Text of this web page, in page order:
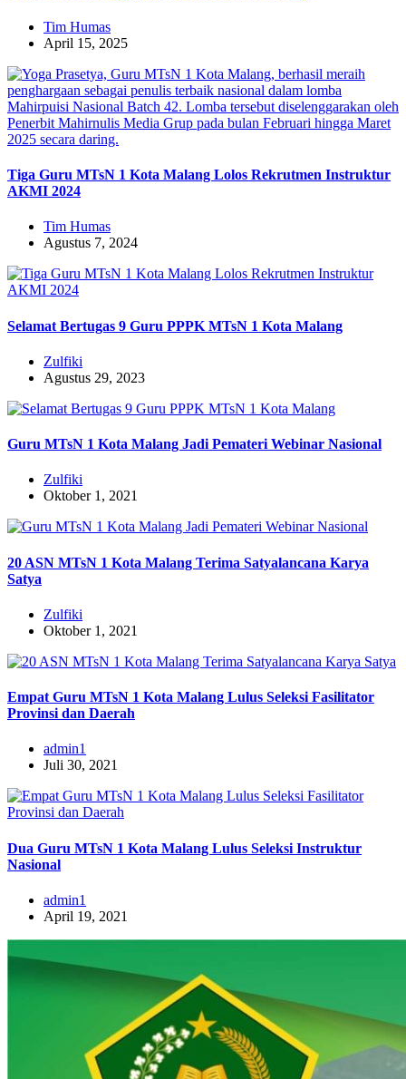
Tim Humas
April 15, 2025
Tiga Guru MTsN 1 Kota Malang Lolos Rekrutmen Instruktur
AKMI 2024
Tim Humas
Agustus 7, 2024
Selamat Bertugas 9 Guru PPPK MTsN 1 Kota Malang
Zulfiki
Agustus 29, 2023
Guru MTsN 1 Kota Malang Jadi Pemateri Webinar Nasional
Zulfiki
Oktober 1, 2021
20 ASN MTsN 1 Kota Malang Terima Satyalancana Karya
Satya
Zulfiki
Oktober 1, 2021
Empat Guru MTsN 1 Kota Malang Lulus Seleksi Fasilitator
Provinsi dan Daerah
admin1
Juli 30, 2021
Dua Guru MTsN 1 Kota Malang Lulus Seleksi Instruktur
Nasional
admin1
April 19, 2021